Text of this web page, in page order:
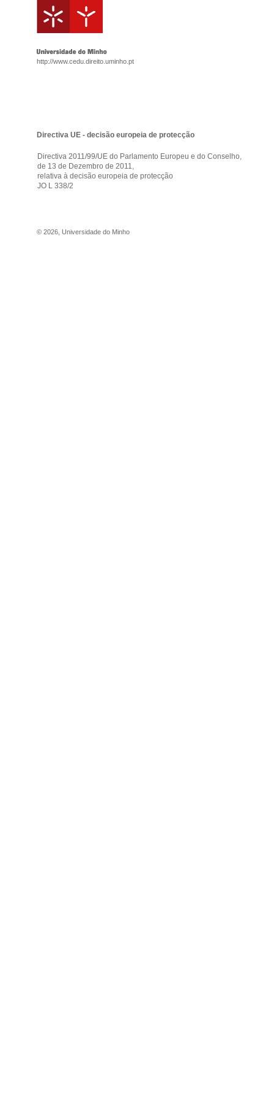
http://www.cedu.direito.uminho.pt
Directiva UE - decisão europeia de protecção
Directiva 2011/99/UE do Parlamento Europeu e do Conselho,
de 13 de Dezembro de 2011,
relativa à decisão europeia de protecção
JO L 338/2
© 2026 Universidade do Minho